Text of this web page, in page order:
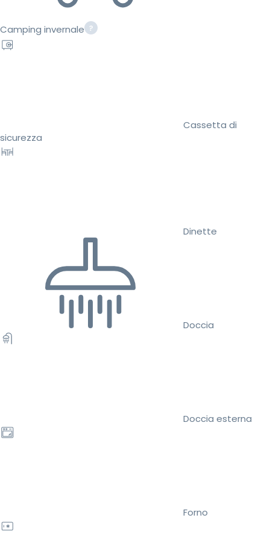
Camping invernale
Cassetta di
sicurezza
Dinette
Doccia
Doccia esterna
Forno